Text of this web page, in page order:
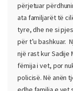
përjetuar
ata familjarët të
tyre, dhe ne si
për t’u bashkuar.
një rast kur Sadije
fëmija i vet, por
policisë. Në anën